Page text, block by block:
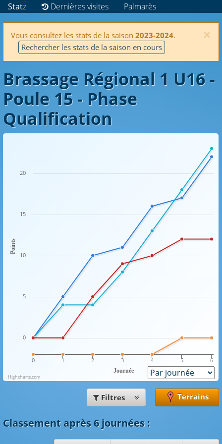
Statz Dernières visites Palmarès
×
Vous consultez les stats de la saison 2023-2024.
Rechercher les stats de la saison en cours
Brassage Régional 1 U16 -
Poule 15 - Phase
Qualification
Journée
Points
0 1 2 3 4 5 6
0
5
10
15
20
Highcharts.com
Filtres Terrains
Classement après 6 journées: